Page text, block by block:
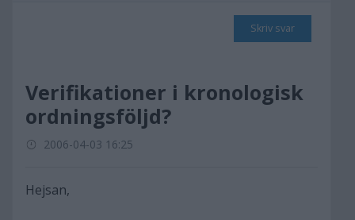
Skriv svar
Verifikationer i kronologisk
ordningsföljd?
2006-04-03 16:25
Hejsan,